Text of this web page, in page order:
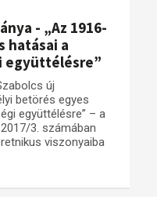
- „Az 1916-
hatásai a
együttélésre”
új
betörés egyes
együttélésre” – a
3. számában
viszonyaiba